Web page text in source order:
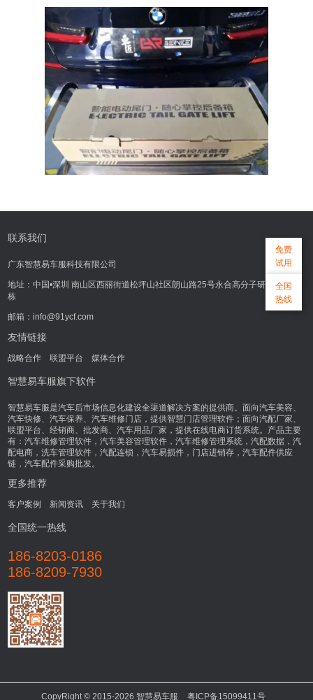
免费
试用
全国
热线
联系我们
广东智慧易车服科技有限公司
地址：中国•深圳 南山区西丽街道松坪山社区朗山路25号永合高分子研发大厦3
栋
邮箱：info@91ycf.com
友情链接
战略合作 联盟平台 媒体合作
智慧易车服旗下软件
智慧易车服是汽车后市场信息化建设全渠道解决方案的提供商。面向汽车美容、
汽车快修、汽车保养、汽车维修门店，提供智慧门店管理软件；面向汽配厂家、
联盟平台、经销商、批发商、汽车用品厂家，提供在线电商订货系统。产品主要
有：汽车维修管理软件，汽车美容管理软件，汽车维修管理系统，汽配数据，汽
配电商，洗车管理软件，汽配连锁，汽车易损件，门店进销存，汽车配件供应
链，汽车配件采购批发。
更多推荐
客户案例 新闻资讯 关于我们
全国统一热线
186-8203-0186
186-8209-7930
CopyRight © 2015-2026 智慧易车服 粤ICP备15099411号